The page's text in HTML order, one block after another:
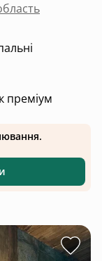
преміум